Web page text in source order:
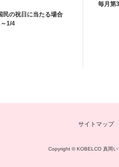
民の祝日に当たる場合
1/4
毎月第
サイトマップ
Copyright © KOBELCO 真岡い